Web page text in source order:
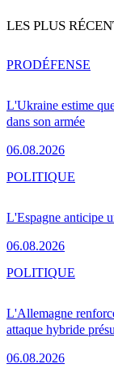
LES PLUS
L'Ukraine estime
dans son armée
06.08.2026
PRODÉFENSE
L'Espagne anticipe
06.08.2026
POLITIQUE
L'Allemagne
attaque hybride
06.08.2026
POLITIQUE